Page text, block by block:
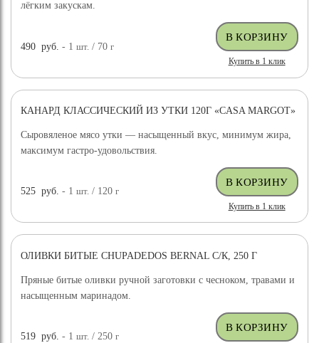
лёгким закускам.
490 руб. - 1шт. / 70г
Купить в 1 клик
КАНАРД КЛАССИЧЕСКИЙ ИЗ УТКИ 120Г «CASA MARGOT»
Сыровяленое мясо утки — насыщенный вкус, минимум жира,
максимум гастро-удовольствия.
525 руб. - 1шт. / 120г
Купить в 1 клик
ОЛИВКИ БИТЫЕ CHUPADEDOS BERNAL С/К, 250 Г
Пряные битые оливки ручной заготовки с чесноком, травами и
насыщенным маринадом.
519 руб. - 1шт. / 250г